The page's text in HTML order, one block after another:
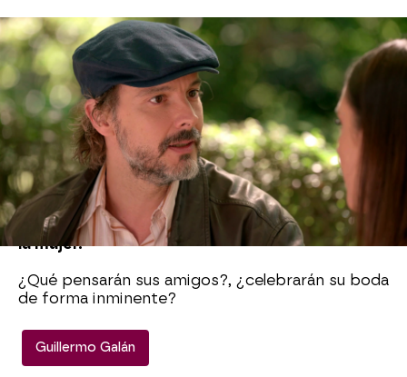
Mientras tanto, la gerente del King’s está muy
descolocada con Guillermo, a quién ve
comportarse de una forma extraña y se teme lo
peor, ¿estará agobiándole?
Vega quiere disculparse con Guillermo por si se
siente agobiado, pero este calma su angustia
confesándole el motivo de su extraña actitud.
Guillermo se arrodilla ante Inés para hacerle una
propuesta de matrimonio que deja en shock a
la mujer.
¿Qué pensarán sus amigos?, ¿celebrarán su boda
de forma inminente?
Guillermo Galán